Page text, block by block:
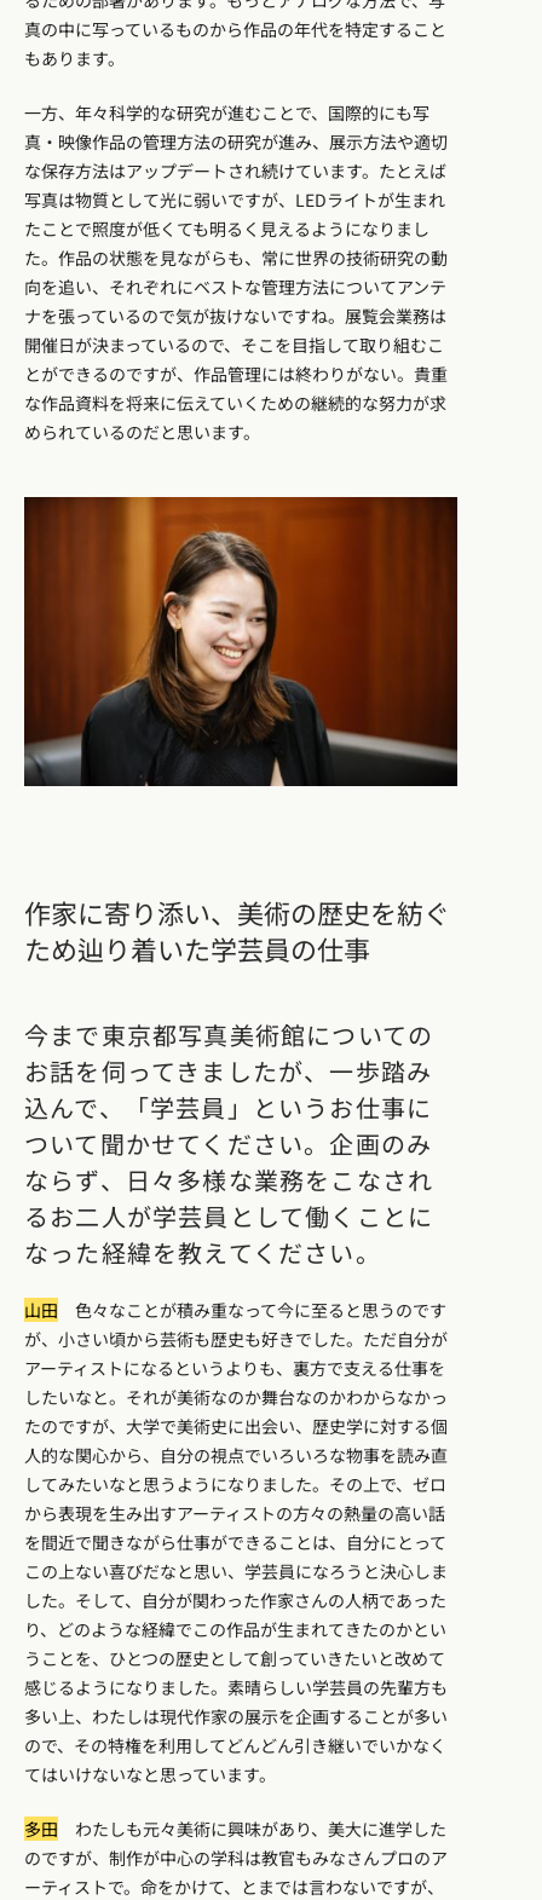
真の中に写っているものから作品の年代を特定すること
もあります。
一方、年々科学的な研究が進むことで、国際的にも写
真・映像作品の管理方法の研究が進み、展示方法や適切
な保存方法はアップデートされ続けています。たとえば
写真は物質として光に弱いですが、LEDライトが生まれ
たことで照度が低くても明るく見えるようになりまし
た。作品の状態を見ながらも、常に世界の技術研究の動
向を追い、それぞれにベストな管理方法についてアンテ
ナを張っているので気が抜けないですね。展覧会業務は
開催日が決まっているので、そこを目指して取り組むこ
とができるのですが、作品管理には終わりがない。貴重
な作品資料を将来に伝えていくための継続的な努力が求
められているのだと思います。
作家に寄り添い、美術の歴史を紡ぐ
ため辿り着いた学芸員の仕事
今まで東京都写真美術館についての
お話を伺ってきましたが、一歩踏み
込んで、「学芸員」というお仕事に
ついて聞かせてください。企画のみ
ならず、日々多様な業務をこなされ
るお二人が学芸員として働くことに
なった経緯を教えてください。
山田 色々なことが積み重なって今に至ると思うのです
が、小さい頃から芸術も歴史も好きでした。ただ自分が
アーティストになるというよりも、裏方で支える仕事を
したいなと。それが美術なのか舞台なのかわからなかっ
たのですが、大学で美術史に出会い、歴史学に対する個
人的な関心から、自分の視点でいろいろな物事を読み直
してみたいなと思うようになりました。その上で、ゼロ
から表現を生み出すアーティストの方々の熱量の高い話
を間近で聞きながら仕事ができることは、自分にとって
この上ない喜びだなと思い、学芸員になろうと決心しま
した。そして、自分が関わった作家さんの人柄であった
り、どのような経緯でこの作品が生まれてきたのかとい
うことを、ひとつの歴史として創っていきたいと改めて
感じるようになりました。素晴らしい学芸員の先輩方も
多い上、わたしは現代作家の展示を企画することが多い
ので、その特権を利用してどんどん引き継いでいかなく
てはいけないなと思っています。
多田 わたしも元々美術に興味があり、美大に進学した
のですが、制作が中心の学科は教官もみなさんプロのア
ーティストで。命をかけて、とまでは言わないですが、